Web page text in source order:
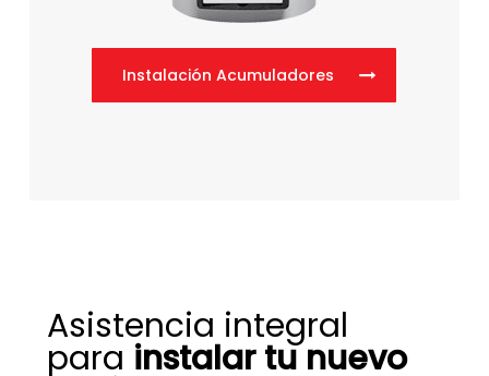
Instalación Acumuladores
Asistencia integral
para instalar tu nuevo